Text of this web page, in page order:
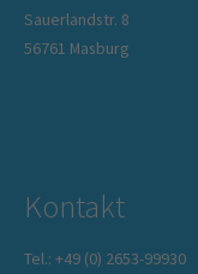
Sauerlandstr. 8
56761 Masburg
Kontakt
Tel.: +49 (0) 2653-99930